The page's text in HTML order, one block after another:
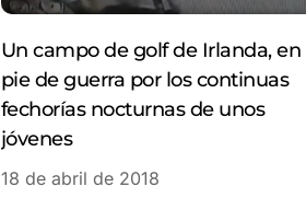
Un campo de golf de Irlanda, en
pie de guerra por los continuas
fechorías nocturnas de unos
jóvenes
18 de abril de 2018